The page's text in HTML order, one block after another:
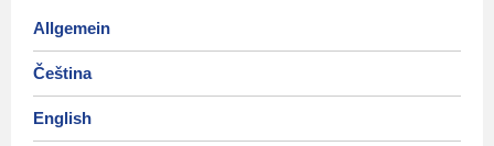
Allgemein
Čeština
English